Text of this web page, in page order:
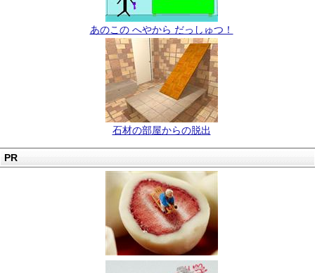
あのこの へやから だっしゅつ！
石材の部屋からの脱出
PR